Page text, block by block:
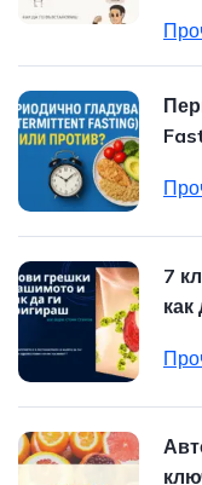
7
как